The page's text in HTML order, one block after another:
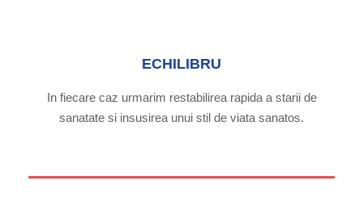
ECHILIBRU
In fiecare caz urmarim restabilirea rapida a starii de
sanatate si insusirea unui stil de viata sanatos.